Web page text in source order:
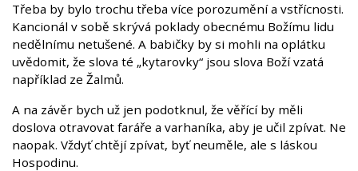
Třeba by bylo trochu třeba více porozumění a vstřícnosti.
Kancionál v sobě skrývá poklady obecnému Božímu lidu
nedělnímu netušené. A babičky by si mohli na oplátku
uvědomit, že slova té „kytarovky“ jsou slova Boží vzatá
například ze Žalmů.
A na závěr bych už jen podotknul, že věřící by měli
doslova otravovat faráře a varhaníka, aby je učil zpívat. Ne
naopak. Vždyť chtějí zpívat, byť neuměle, ale s láskou
Hospodinu.